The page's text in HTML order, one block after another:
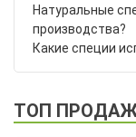
Натуральные
производства?
Какие специи
ТОП